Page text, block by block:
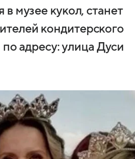
музее кукол, станет
кондитерского
адресу: улица Дуси